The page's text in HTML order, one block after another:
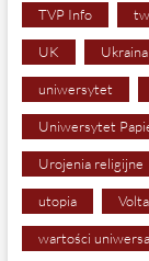
TVP Info
UK Ukraina
uniwersytet
Uniwersytet
Urojenia religijne
utopia
wartości